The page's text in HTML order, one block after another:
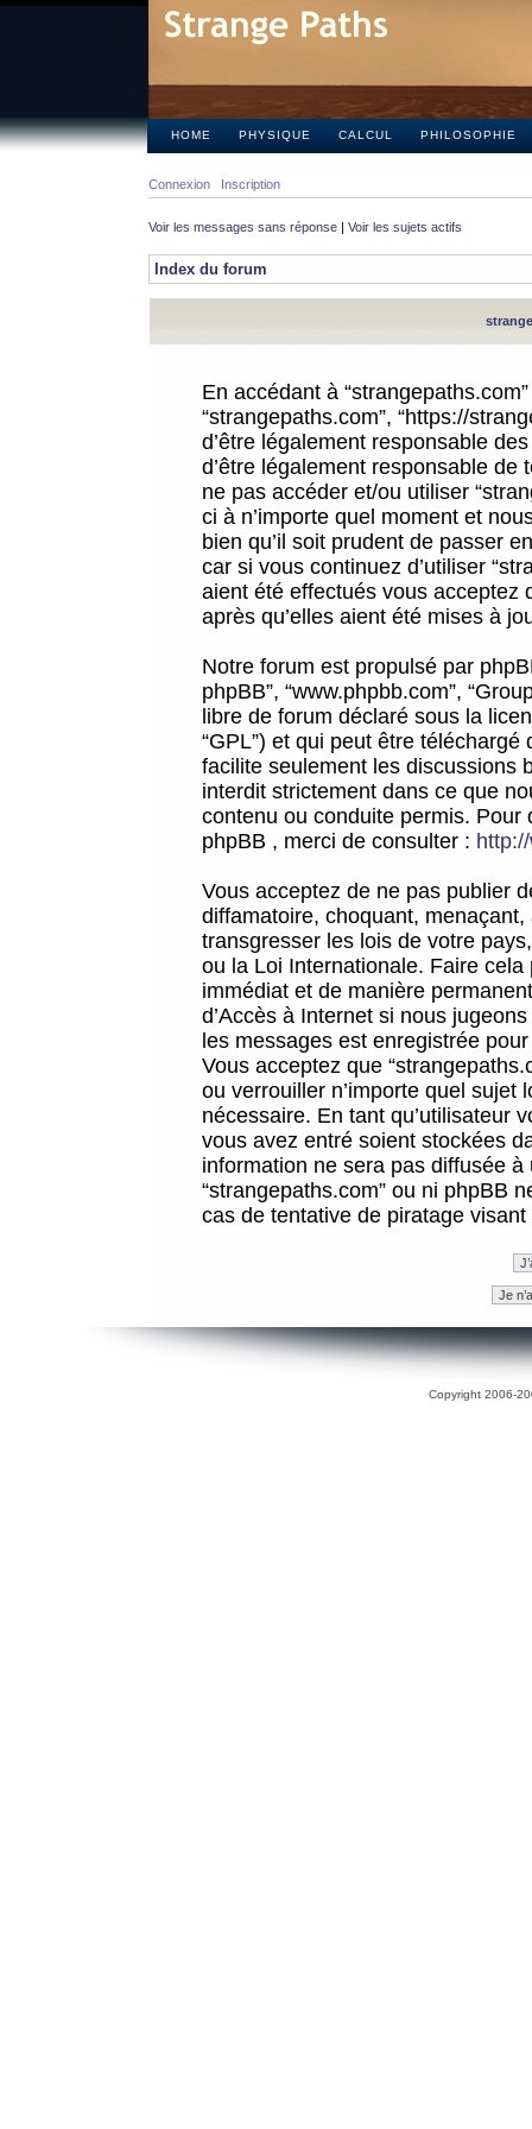
HOME PHYSIQUE CALCUL PHILOSOPHIE
Connexion Inscription
Voir les messages sans réponse | Voir les sujets actifs
Index du forum
En accédant à
“strangepaths.com”, “https://
d’être légalement responsable
d’être légalement responsable
ne pas accéder et/ou utiliser
ci à n’importe quel moment et
bien qu’il soit prudent de passer
car si vous continuez d’utiliser
aient été effectués vous acceptez
après qu’elles aient été mises à
Notre forum est propulsé par
phpBB”, “www.phpbb.com”,
libre de forum déclaré sous la
“GPL”) et qui peut être téléchargé
facilite seulement les discussions
interdit strictement dans ce que
contenu ou conduite permis.
phpBB , merci de consulter :
Vous acceptez de ne pas publier
diffamatoire, choquant,
transgresser les lois de votre
ou la Loi Internationale. Faire
immédiat et de manière
d’Accès à Internet si nous
les messages est enregistrée
Vous acceptez que
ou verrouiller n’importe quel sujet
nécessaire. En tant qu’utilisateur
vous avez entré soient stockées
information ne sera pas diffusée
“strangepaths.com” ou ni phpBB
cas de tentative de piratage
Copyright 2006-